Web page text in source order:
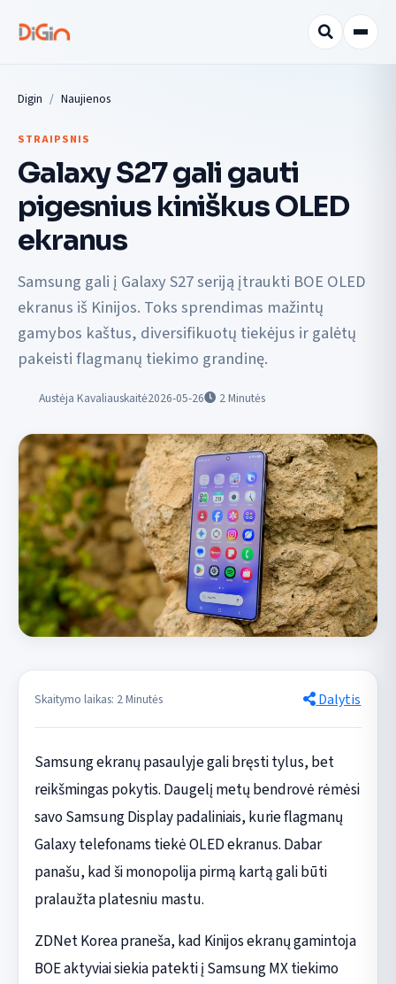
Digin Naujienos
STRAIPSNIS
Galaxy S27 gali gauti
pigesnius kiniškus OLED
ekranus
Samsung gali į Galaxy S27 seriją įtraukti BOE OLED
ekranus iš Kinijos. Toks sprendimas mažintų
gamybos kaštus, diversifikuotų tiekėjus ir galėtų
pakeisti flagmanų tiekimo grandinę.
Austėja Kavaliauskaitė2026-05-26 2Minutės
Skaitymo laikas: 2 Minutės Dalytis
Samsung ekranų pasaulyje gali bręsti tylus, bet
reikšmingas pokytis. Daugelį metų bendrovė rėmėsi
savo Samsung Display padaliniais, kurie flagmanų
Galaxy telefonams tiekė OLED ekranus. Dabar
panašu, kad ši monopolija pirmą kartą gali būti
pralaužta platesniu mastu.
ZDNet Korea praneša, kad Kinijos ekranų gamintoja
BOE aktyviai siekia patekti į Samsung MX tiekimo